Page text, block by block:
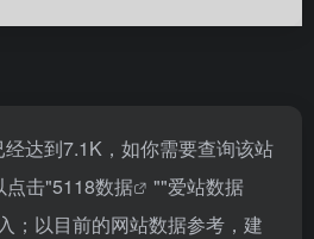
达到7.1K，如你需要查询该站
点击"5118数据 ""爱站数据
；以目前的网站数据参考，建